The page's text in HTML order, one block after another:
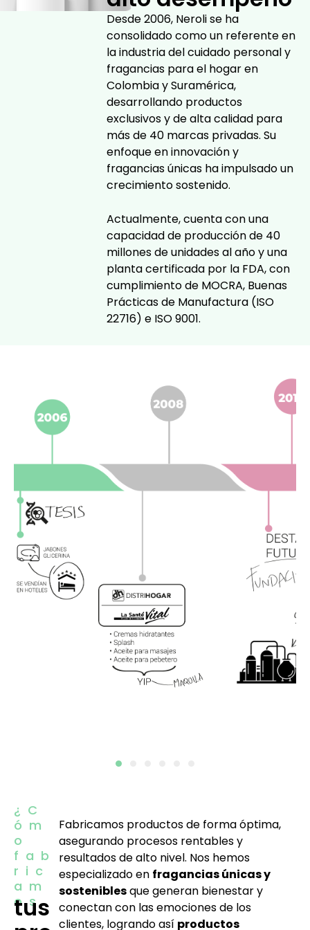
Desde 2006, Neroli se ha
consolidado como un referente en
la industria del cuidado personal y
fragancias para el hogar en
Colombia y Suramérica,
desarrollando productos
exclusivos y de alta calidad para
más de 40 marcas privadas. Su
enfoque en innovación y
fragancias únicas ha impulsado un
crecimiento sostenido.
Actualmente, cuenta con una
capacidad de producción de 40
millones de unidades al año y una
planta certificada por la FDA, con
cumplimiento de MOCRA, Buenas
Prácticas de Manufactura (ISO
22716) e ISO 9001.
¿C
óm
o
fab
ric
am
os
tus
Fabricamos productos de forma óptima,
asegurando procesos rentables y
resultados de alto nivel. Nos hemos
especializado en fragancias únicas y
sosteniblesque generan bienestar y
conectan con las emociones de los
clientes, logrando así productos